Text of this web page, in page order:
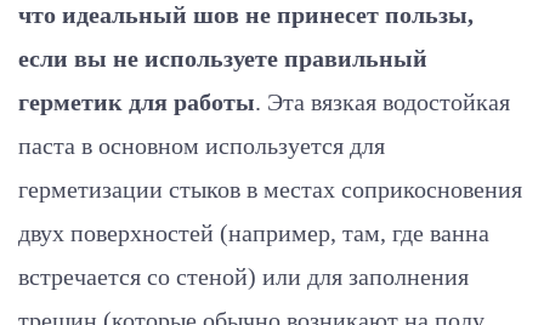
что идеальный шов не принесет пользы,
если вы не используете правильный
герметик для работы. Эта вязкая водостойкая
паста в основном используется для
герметизации стыков в местах соприкосновения
двух поверхностей (например, там, где ванна
встречается со стеной) или для заполнения